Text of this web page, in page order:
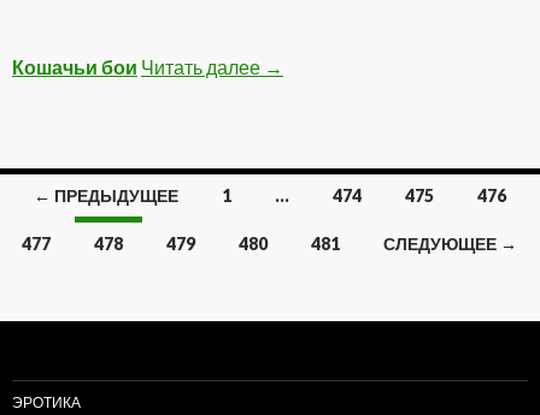
Кошачьи бои Читать далее Смотреть обязательно
→
Навигация
записям
← ПРЕДЫДУЩЕЕ 1 … 474 475 476
477 478 479 480 481 СЛЕДУЮЩЕЕ →
ЭРОТИКА